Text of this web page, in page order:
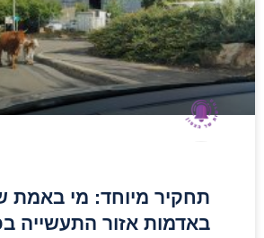
תחקיר מיוחד: מי באמת
באדמות אזור התעשייה